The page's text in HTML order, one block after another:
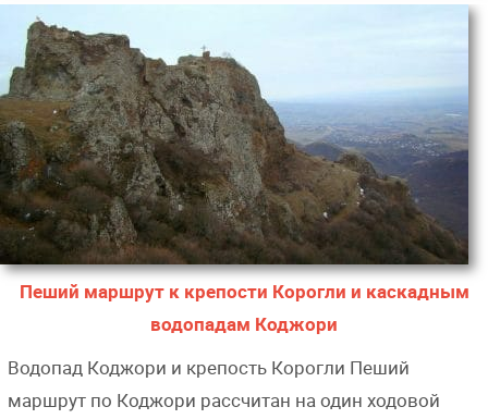
Пеший маршрут к крепости Корогли и каскадным
водопадам Коджори
Водопад Коджори и крепость Корогли Пеший
маршрут по Коджори рассчитан на один ходовой